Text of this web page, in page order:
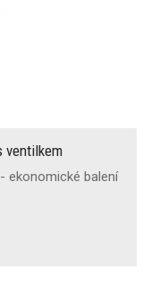
ventilkem
ekonomické balení